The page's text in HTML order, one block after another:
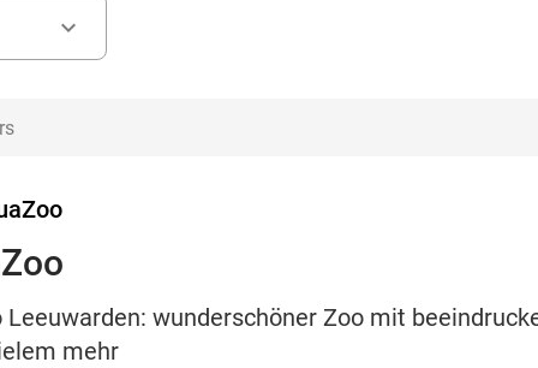
keyboard_arrow_down
wunderschöner Zoo mit
mehr